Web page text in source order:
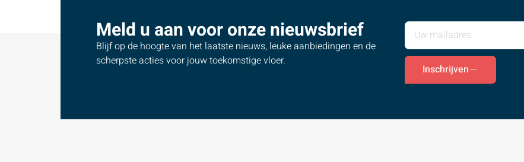
Meld u aan voor onze nieuwsbrief
Blijf op de hoogte van het laatste nieuws, leuke aanbiedingen en de
scherpste acties voor jouw toekomstige vloer.
Inschrijven